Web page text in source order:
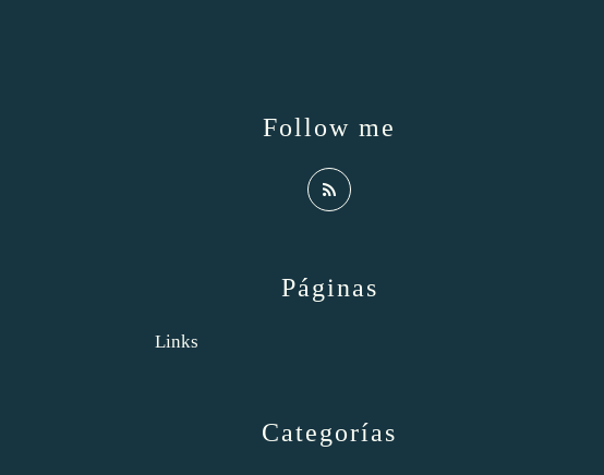
Categorías
Páginas
Links
Follow me